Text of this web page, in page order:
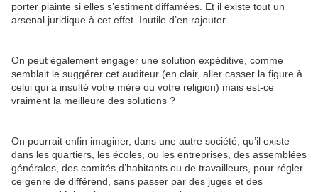
porter plainte si elles s’estiment diffamées. Et il existe tout un
arsenal juridique à cet effet. Inutile d’en rajouter.
On peut également engager une solution expéditive, comme
semblait le suggérer cet auditeur (en clair, aller casser la figure à
celui qui a insulté votre mère ou votre religion) mais est-ce
vraiment la meilleure des solutions ?
On pourrait enfin imaginer, dans une autre société, qu’il existe
dans les quartiers, les écoles, ou les entreprises, des assemblées
générales, des comités d’habitants ou de travailleurs, pour régler
ce genre de différend, sans passer par des juges et des